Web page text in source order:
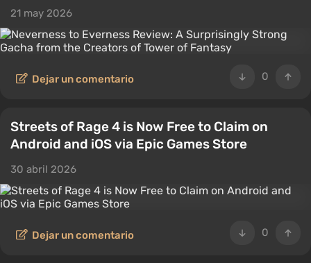
21 may 2026
0
Dejar un comentario
Streets of Rage 4 is Now Free to Claim on
Android and iOS via Epic Games Store
30 abril 2026
0
Dejar un comentario